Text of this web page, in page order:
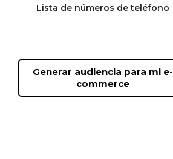
visitantes e intégralos con
Lista de números de teléfono
comunicación con tus
Generar audiencia para mi e-
commerce